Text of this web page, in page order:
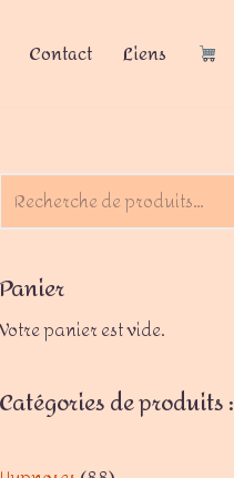
Contact Liens
Panier
Votre panier est vide.
Catégories de produits :